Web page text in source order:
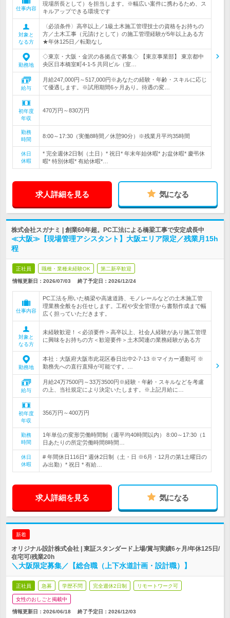
仕事内容
現場所長として）を担当します。※幅広い案件に携わるため、ス
キルアップできる環境です
対象と
なる方
〈必須条件〉高卒以上／1級土木施工管理技士の資格をお持ちの
方／土木工事（元請けとして）の施工管理経験が5年以上ある方
★年休125日／転勤なし
勤務地
◇東京・大阪・金沢の各拠点で募集◇ 【東京事業部】 東京都中
央区日本橋室町4-1-5 共同ビル（室…
給与
月給247,000円～517,000円※あなたの経験・年齢・スキルに応じ
て優遇します。※試用期間6ヶ月あり。待遇の変…
初年度
年収
470万円～830万円
勤務
時間
8:00～17:30（実働8時間／休憩90分）※残業月平均35時間
休日
休暇
* 完全週休2日制（土日）* 祝日* 年末年始休暇* お盆休暇* 慶弔休
暇* 特別休暇* 有給休暇*…
求人詳細を見る 気になる
株式会社スガナミ | 創業60年超。PC工法による橋梁工事で安定成長中
≪大阪≫【現場管理アシスタント】大阪エリア限定／残業月15h
程
正社員 職種・業種未経験OK 第二新卒歓迎
情報更新日：2026/07/03 終了予定日： 2026/12/24
仕事内容
PC工法を用いた橋梁や高速道路、モノレールなどの土木施工管
理業務全般をお任せします。工程や安全管理から書類作成まで幅
広く担っていただきます。
対象と
なる方
未経験歓迎！＜必須要件＞高卒以上、社会人経験があり施工管理
に興味をお持ちの方＜歓迎要件＞土木関連の業務経験がある方
勤務地
本社：大阪府大阪市此花区春日出中2-7-13 ※マイカー通勤可 ※
勤務先への直行直帰が可能です。…
給与
月給24万7500円～33万3500円※経験・年齢・スキルなどを考慮
の上、当社規定により決定いたします。※上記月給に…
初年度
年収
356万円～400万円
勤務
時間
1年単位の変形労働時間制（週平均40時間以内） 8:00～17:30（1
日あたりの所定労働時間8時間…
休日
休暇
# 年間休日116日* 週休2日制（土・日 ※6月・12月の第1土曜日の
み出勤）* 祝日 * 有給…
求人詳細を見る 気になる
新着
オリジナル設計株式会社 | 東証スタンダード上場/賞与実績6ヶ月/年休125日/
在宅可/残業20h
＼大阪限定募集／【総合職（上下水道計画・設計職）】
正社員 急募 学歴不問 完全週休2日制 リモートワーク可
女性のおしごと掲載中
情報更新日：2026/06/18 終了予定日： 2026/12/03